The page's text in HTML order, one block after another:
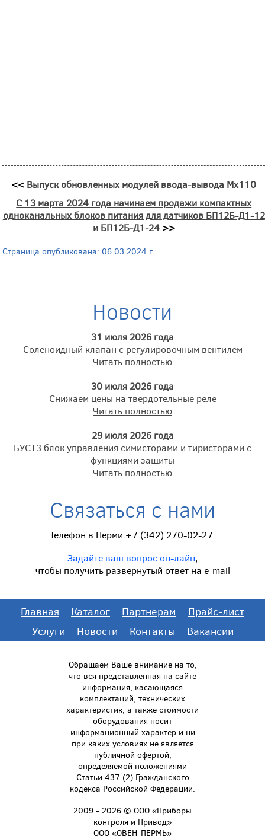
<< Выпуск обновленных модулей ввода-вывода Мх110
С 13 марта 2024 года начинаем продажи компактных
одноканальных блоков питания для датчиков БП12Б-Д1-12
и БП12Б-Д1-24>>
Страница опубликована: 06.03.2024 г.
Новости
31 июля 2026 года
Соленоидный клапан с регулировочным вентилем
Читать полностью
30 июля 2026 года
Снижаем цены на твердотельные реле
Читать полностью
29 июля 2026 года
БУСТ3 блок управления симисторами и тиристорами с
функциями защиты
Читать полностью
Связаться с нами
Телефон в Перми +7 (342) 270-02-27.
Задайте ваш вопрос он-лайн,
чтобы получить развернутый ответ на e-mail
Главная Каталог Партнерам
Прайс-лист
Услуги
Новости Контакты Вакансии
Обращаем Ваше внимание на то,
что вся представленная на сайте
информация, касающаяся
комплектаций, технических
характеристик, а также стоимости
оборудования носит
информационный характер и ни
при каких условиях не является
публичной офертой,
определяемой положениями
Статьи 437 (2) Гражданского
кодекса Российской Федерации.
2009 - 2026 © ООО «Приборы
контроля и Привод»
ООО «ОВЕН-ПЕРМЬ»